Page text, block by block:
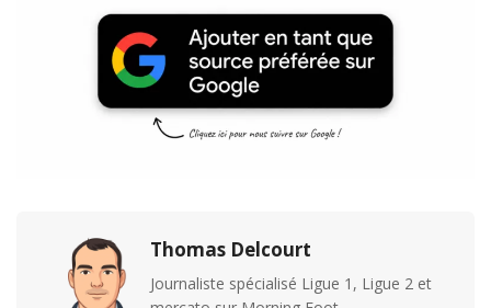
Thomas Delcourt
Journaliste spécialisé Ligue 1, Ligue 2 et